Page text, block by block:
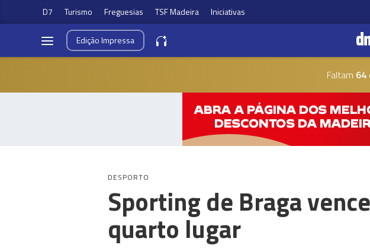
D7 Turismo Freguesias TSF Madeira Iniciativas
EdiçãoImpressa
Faltam 64
DESPORTO
Sporting de Braga
quarto lugar